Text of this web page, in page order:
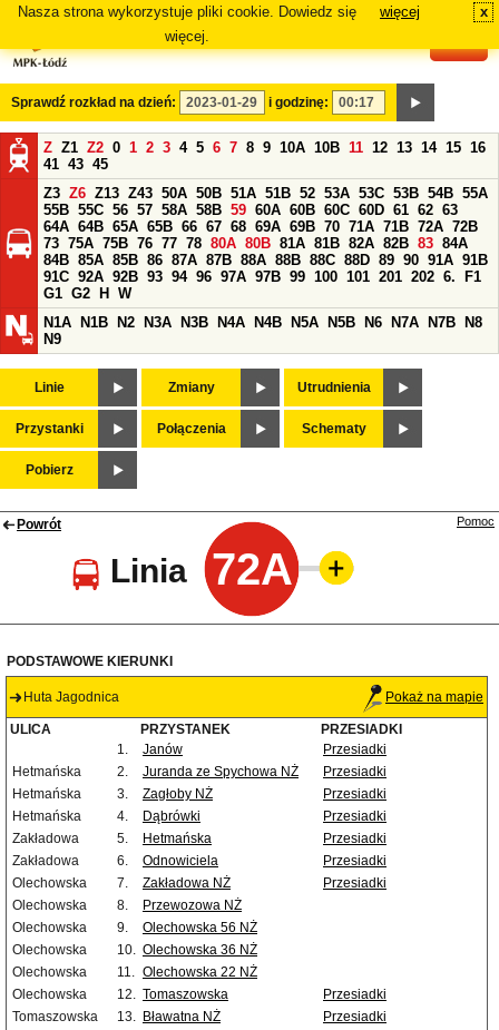
Nasza strona wykorzystuje pliki cookie. Dowiedz się
więcej.
więcej x
Sprawdź rozkład na dzień: i godzinę:
Z Z1 Z2 0 1 2 3 4 5 6 7 8 9 10A 10B 11 12 13 14 15 16
41 43 45
Z3 Z6 Z13 Z43 50A 50B 51A 51B 52 53A 53C 53B 54B 55A
55B 55C 56 57 58A 58B 59 60A 60B 60C 60D 61 62 63
64A 64B 65A 65B 66 67 68 69A 69B 70 71A 71B 72A 72B
73 75A 75B 76 77 78 80A 80B 81A 81B 82A 82B 83 84A
84B 85A 85B 86 87A 87B 88A 88B 88C 88D 89 90 91A 91B
91C 92A 92B 93 94 96 97A 97B 99 100 101 201 202 6.
F1
G1 G2 H
W
N1A
N1B N2 N3A N3B N4A N4B N5A N5B N6 N7A N7B
N8
N9
Linie Zmiany Utrudnienia
Przystanki Połączenia Schematy
Pobierz
Powrót
Linia 72A
Pomoc
PODSTAWOWE KIERUNKI
Huta Jagodnica Pokaż na mapie
ULICA PRZYSTANEK
PRZESIADKI
1.
Janów
Przesiadki
Hetmańska
2. Juranda ze Spychowa NŻ
Przesiadki
Hetmańska
3. Zagłoby NŻ
Przesiadki
Hetmańska
4. Dąbrówki
Przesiadki
Zakładowa
5. Hetmańska
Przesiadki
Zakładowa
6. Odnowiciela
Przesiadki
Olechowska
7. Zakładowa NŻ
Przesiadki
Olechowska
8.
Przewozowa NŻ
Olechowska
9.
Olechowska 56 NŻ
Olechowska
10. Olechowska 36 NŻ
Olechowska
11. Olechowska 22 NŻ
Olechowska
12. Tomaszowska
Przesiadki
Tomaszowska
13. Bławatna NŻ
Przesiadki